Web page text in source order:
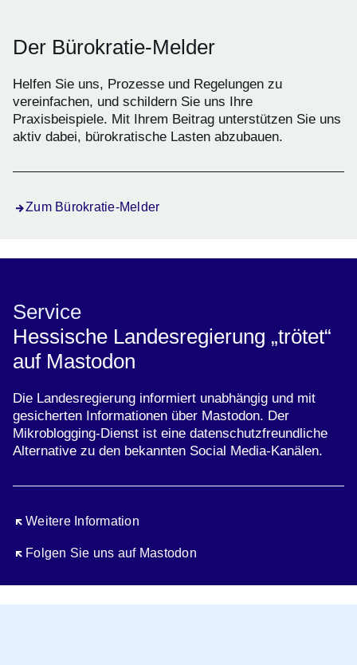
Der Bürokratie-Melder
Helfen Sie uns, Prozesse und Regelungen zu
vereinfachen, und schildern Sie uns Ihre
Praxisbeispiele. Mit Ihrem Beitrag unterstützen Sie uns
aktiv dabei, bürokratische Lasten abzubauen.
Zum Bürokratie-Melder
Service
Hessische Landesregierung „trötet“
auf Mastodon
Die Landesregierung informiert unabhängig und mit
gesicherten Informationen über Mastodon. Der
Mikroblogging-Dienst ist eine datenschutzfreundliche
Alternative zu den bekannten Social Media-Kanälen.
Weitere Information
Öffnet sich in einem neuen Fenster
Folgen Sie uns auf Mastodon
Öffnet sich in einem neuen Fenster